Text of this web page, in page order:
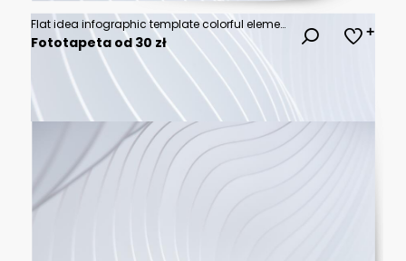
Flat idea infographic template colorful elements with 6 step
Fototapeta od 30 zł